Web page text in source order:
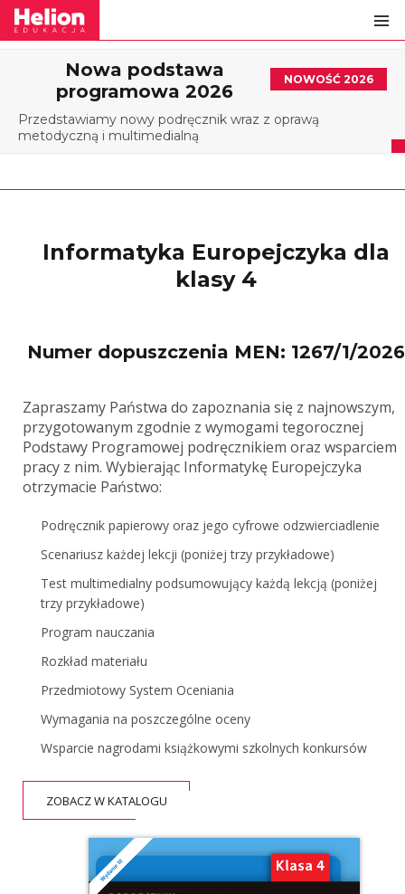
NOWOŚĆ 2026
Nowa podstawa
programowa 2026
Przedstawiamy nowy podręcznik wraz z oprawą
metodyczną i multimedialną
Informatyka Europejczyka dla
klasy 4
Numer dopuszczenia MEN: 1267/1/2026
Zapraszamy Państwa do zapoznania się z najnowszym,
przygotowanym zgodnie z wymogami tegorocznej
Podstawy Programowej podręcznikiem oraz wsparciem
pracy z nim. Wybierając Informatykę Europejczyka
otrzymacie Państwo:
Podręcznik papierowy oraz jego cyfrowe odzwierciadlenie
Scenariusz każdej lekcji (poniżej trzy przykładowe)
Test multimedialny podsumowujący każdą lekcją (poniżej
trzy przykładowe)
Program nauczania
Rozkład materiału
Przedmiotowy System Oceniania
Wymagania na poszczególne oceny
Wsparcie nagrodami książkowymi szkolnych konkursów
ZOBACZ W KATALOGU